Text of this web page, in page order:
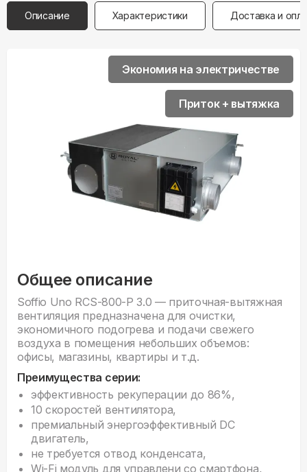
Описание Характеристики Доставка и
Общее описание
Soffio Uno RCS-800-P 3.0 — приточная-вытяжная
вентиляция предназначена для очистки,
экономичного подогрева и подачи свежего
воздуха в помещения небольших объемов:
офисы, магазины, квартиры и т.д.
Преимущества серии:
эффективность рекуперации до 86%,
10 скоростей вентилятора,
премиальный энергоэффективный DC
двигатель,
не требуется отвод конденсата,
Wi-Fi модуль для управлени со смартфона,
Экономия на электричестве
Приток + вытяжка